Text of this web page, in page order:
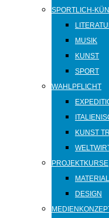
SPORTLICH-
MUSIK
KUNST
SPORT
WAHLPFLICHT
KUNST
PROJEKTKURSE
DESIGN